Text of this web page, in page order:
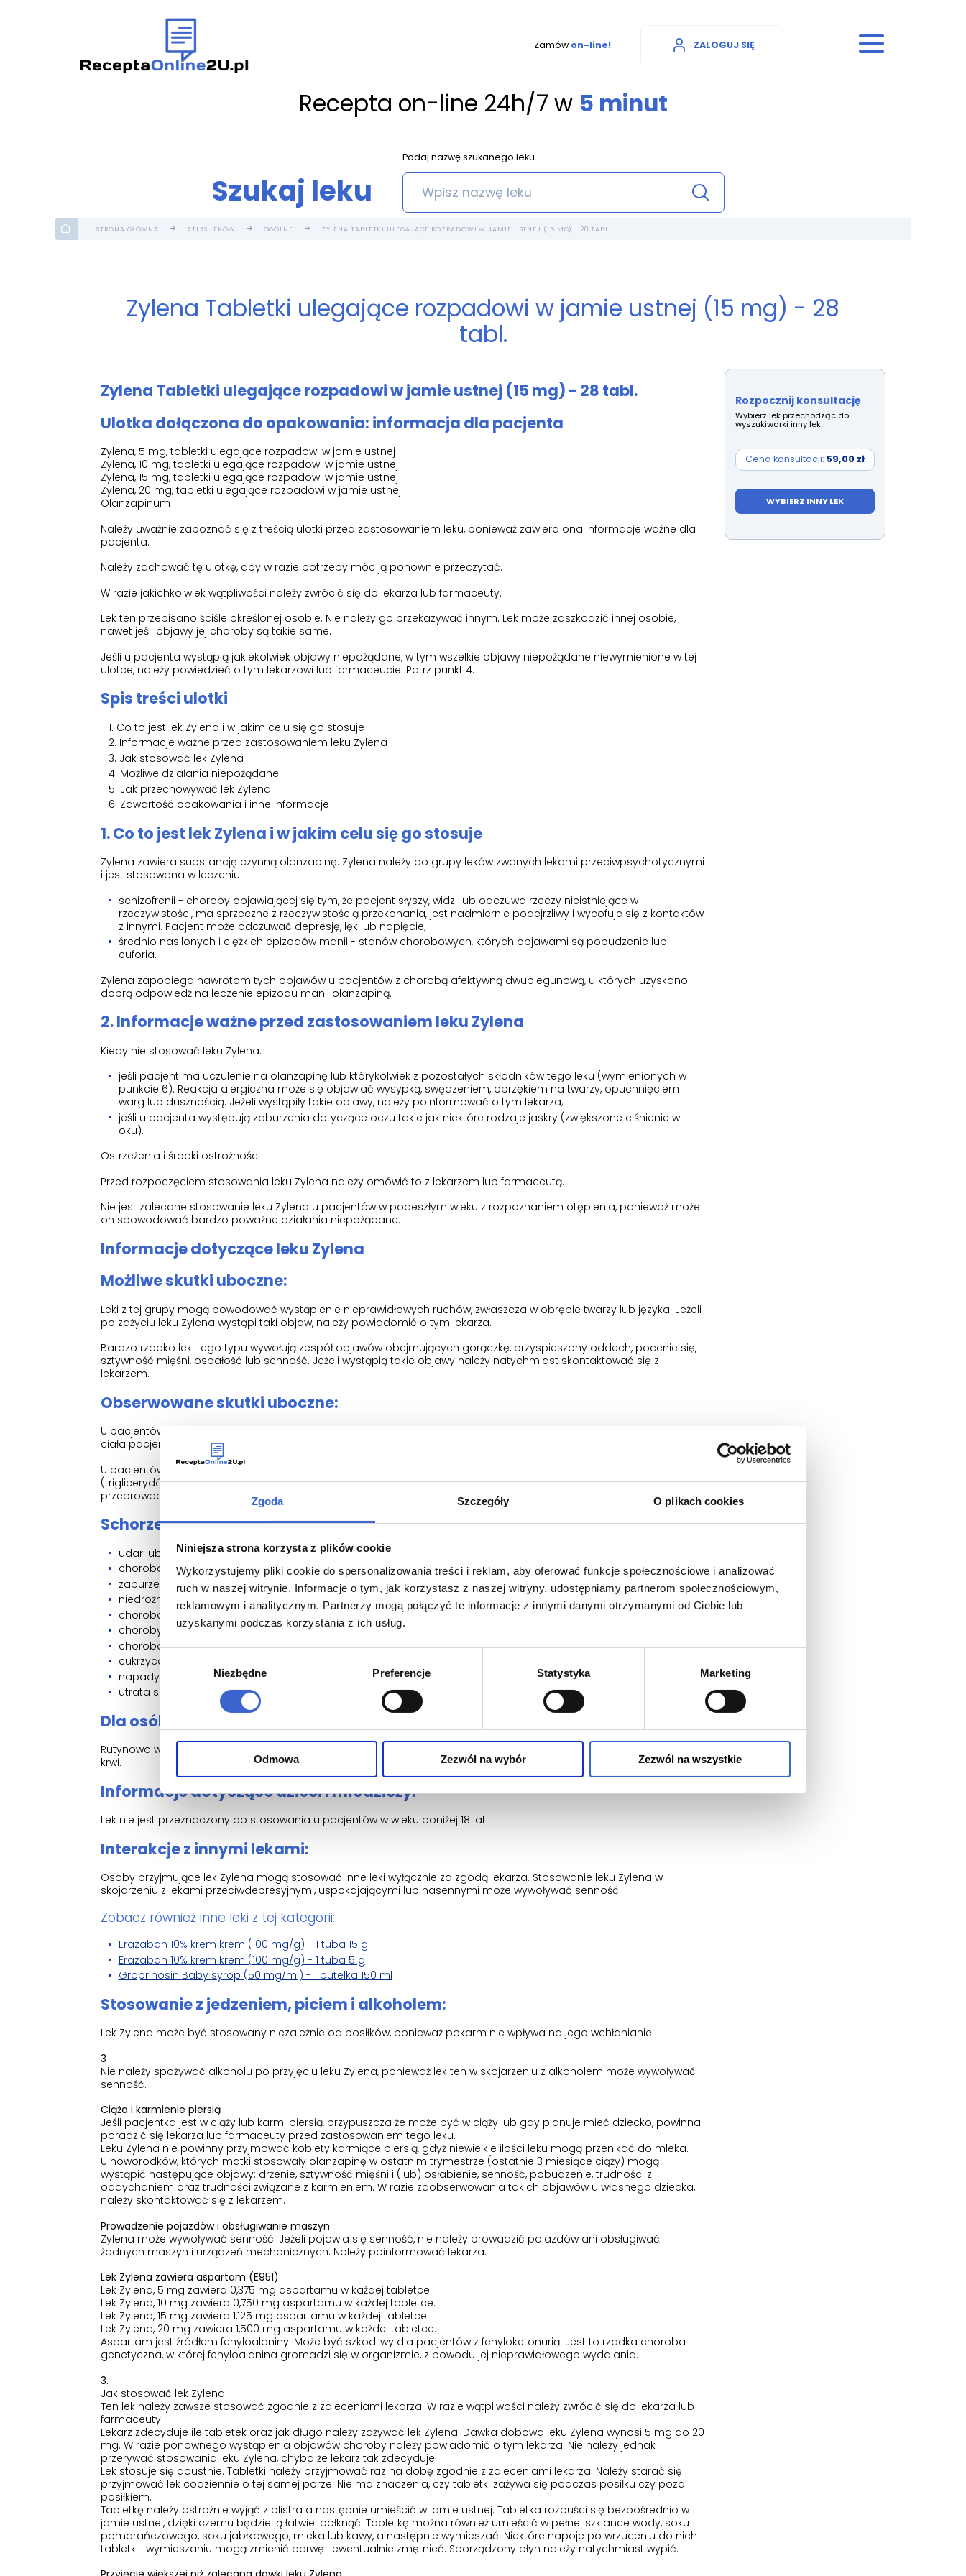
Zgoda Szczegóły O plikach cookies
Niniejsza strona korzysta z plików cookie
Wykorzystujemy pliki cookie do spersonalizowania treści i reklam, aby oferować funkcje społecznościowe i analizować
ruch w naszej witrynie. Informacje o tym, jak korzystasz z naszej witryny, udostępniamy partnerom społecznościowym,
reklamowym i analitycznym. Partnerzy mogą połączyć te informacje z innymi danymi otrzymanymi od Ciebie lub
uzyskanymi podczas korzystania z ich usług.
zgody
Niezbędne Preferencje Statystyka Marketing
Odmowa Zezwól na wybór Zezwól na wszystkie
Zamów on-line! ZALOGUJ SIĘ
Recepta on-line 24h/7 w 5 minut
Szukaj leku
Podaj nazwę szukanego leku
STRONA GŁÓWNA ATLAS LEKÓW OGÓLNE ZYLENA TABLETKI ULEGAJĄCE ROZPADOWI W JAMIE USTNEJ (15 MG) - 28 TABL.
Zylena Tabletki ulegające rozpadowi w jamie ustnej (15 mg) - 28
tabl.
Zylena Tabletki ulegające rozpadowi w jamie ustnej (15 mg) - 28 tabl.
Ulotka dołączona do opakowania: informacja dla pacjenta
Zylena, 5 mg, tabletki ulegające rozpadowi w jamie ustnej
Zylena, 10 mg, tabletki ulegające rozpadowi w jamie ustnej
Zylena, 15 mg, tabletki ulegające rozpadowi w jamie ustnej
Zylena, 20 mg, tabletki ulegające rozpadowi w jamie ustnej
Olanzapinum
Należy uważnie zapoznać się z treścią ulotki przed zastosowaniem leku, ponieważ zawiera ona informacje ważne dla
pacjenta.
Należy zachować tę ulotkę, aby w razie potrzeby móc ją ponownie przeczytać.
W razie jakichkolwiek wątpliwości należy zwrócić się do lekarza lub farmaceuty.
Lek ten przepisano ściśle określonej osobie. Nie należy go przekazywać innym. Lek może zaszkodzić innej osobie,
nawet jeśli objawy jej choroby są takie same.
Jeśli u pacjenta wystąpią jakiekolwiek objawy niepożądane, w tym wszelkie objawy niepożądane niewymienione w tej
ulotce, należy powiedzieć o tym lekarzowi lub farmaceucie. Patrz punkt 4.
Spis treści ulotki
Co to jest lek Zylena i w jakim celu się go stosuje
Informacje ważne przed zastosowaniem leku Zylena
Jak stosować lek Zylena
Możliwe działania niepożądane
Jak przechowywać lek Zylena
Zawartość opakowania i inne informacje
1. Co to jest lek Zylena i w jakim celu się go stosuje
Zylena zawiera substancję czynną olanzapinę. Zylena należy do grupy leków zwanych lekami przeciwpsychotycznymi
i jest stosowana w leczeniu:
schizofrenii - choroby objawiającej się tym, że pacjent słyszy, widzi lub odczuwa rzeczy nieistniejące w
rzeczywistości, ma sprzeczne z rzeczywistością przekonania, jest nadmiernie podejrzliwy i wycofuje się z kontaktów
z innymi. Pacjent może odczuwać depresję, lęk lub napięcie;
średnio nasilonych i ciężkich epizodów manii - stanów chorobowych, których objawami są pobudzenie lub
euforia.
Zylena zapobiega nawrotom tych objawów u pacjentów z chorobą afektywną dwubiegunową, u których uzyskano
dobrą odpowiedź na leczenie epizodu manii olanzapiną.
2. Informacje ważne przed zastosowaniem leku Zylena
Kiedy nie stosować leku Zylena:
jeśli pacjent ma uczulenie na olanzapinę lub którykolwiek z pozostałych składników tego leku (wymienionych w
punkcie 6). Reakcja alergiczna może się objawiać wysypką, swędzeniem, obrzękiem na twarzy, opuchnięciem
warg lub dusznością. Jeżeli wystąpiły takie objawy, należy poinformować o tym lekarza;
jeśli u pacjenta występują zaburzenia dotyczące oczu takie jak niektóre rodzaje jaskry (zwiększone ciśnienie w
oku).
Ostrzeżenia i środki ostrożności
Przed rozpoczęciem stosowania leku Zylena należy omówić to z lekarzem lub farmaceutą.
Nie jest zalecane stosowanie leku Zylena u pacjentów w podeszłym wieku z rozpoznaniem otępienia, ponieważ może
on spowodować bardzo poważne działania niepożądane.
Informacje dotyczące leku Zylena
Możliwe skutki uboczne:
Leki z tej grupy mogą powodować wystąpienie nieprawidłowych ruchów, zwłaszcza w obrębie twarzy lub języka. Jeżeli
po zażyciu leku Zylena wystąpi taki objaw, należy powiadomić o tym lekarza.
Bardzo rzadko leki tego typu wywołują zespół objawów obejmujących gorączkę, przyspieszony oddech, pocenie się,
sztywność mięśni, ospałość lub senność. Jeżeli wystąpią takie objawy należy natychmiast skontaktować się z
lekarzem.
Obserwowane skutki uboczne:
U pacjentów stosujących lek Zylena obserwowano przyrost masy ciała. Należy systematycznie sprawdzać masę
ciała pacjenta. W razie potrzeby należy rozważyć zwrócenie się do dietetyka lub uzyskanie pomocy w ustaleniu diety.
U pacjentów stosujących lek Zylena obserwowano wysokie stężenie cukru we krwi i wysokie stężenie lipidów
(triglicerydów i cholesterolu). Przed zastosowaniem leku Zylena i w trakcie jego stosowania lekarz powinien
przeprowadzać badania krwi w celu określenia stężenia cukru we krwi i stężeń niektórych lipidów.
Schorzenia wymagające natychmiastowej informacji lekarza:
udar lub „mini” udar (przemijające objawy udaru);
choroba Parkinsona;
zaburzenia dotyczące gruczołu krokowego;
niedrożność jelit (porażenna);
choroba wątroby lub nerek;
choroby krwi;
choroba serca;
cukrzyca;
napady drgawek;
utrata soli w wyniku przedłużającej się, ciężkiej biegunki i wymiotów;
Dla osób powyżej 65 lat:
Rutynowo w celu zachowania ostrożności, u osób w wieku powyżej 65 lat lekarz może kontrolować ciśnienie tętnicze
krwi.
Informacje dotyczące dzieci i młodzieży:
Lek nie jest przeznaczony do stosowania u pacjentów w wieku poniżej 18 lat.
Interakcje z innymi lekami:
Osoby przyjmujące lek Zylena mogą stosować inne leki wyłącznie za zgodą lekarza. Stosowanie leku Zylena w
skojarzeniu z lekami przeciwdepresyjnymi, uspokajającymi lub nasennymi może wywoływać senność.
Zobacz również inne leki z tej kategorii:
Erazaban 10% krem krem (100 mg/g) - 1 tuba 15 g
Erazaban 10% krem krem (100 mg/g) - 1 tuba 5 g
Groprinosin Baby syrop (50 mg/ml) - 1 butelka 150 ml
Stosowanie z jedzeniem, piciem i alkoholem:
Lek Zylena może być stosowany niezależnie od posiłków, ponieważ pokarm nie wpływa na jego wchłanianie.
3
Nie należy spożywać alkoholu po przyjęciu leku Zylena, ponieważ lek ten w skojarzeniu z alkoholem może wywoływać
senność.
Ciąża i karmienie piersią
Jeśli pacjentka jest w ciąży lub karmi piersią, przypuszcza że może być w ciąży lub gdy planuje mieć dziecko, powinna
poradzić się lekarza lub farmaceuty przed zastosowaniem tego leku.
Leku Zylena nie powinny przyjmować kobiety karmiące piersią, gdyż niewielkie ilości leku mogą przenikać do mleka.
U noworodków, których matki stosowały olanzapinę w ostatnim trymestrze (ostatnie 3 miesiące ciąży) mogą
wystąpić następujące objawy: drżenie, sztywność mięśni i (lub) osłabienie, senność, pobudzenie, trudności z
oddychaniem oraz trudności związane z karmieniem. W razie zaobserwowania takich objawów u własnego dziecka,
należy skontaktować się z lekarzem.
Prowadzenie pojazdów i obsługiwanie maszyn
Zylena może wywoływać senność. Jeżeli pojawia się senność, nie należy prowadzić pojazdów ani obsługiwać
żadnych maszyn i urządzeń mechanicznych. Należy poinformować lekarza.
Lek Zylena zawiera aspartam (E951)
Lek Zylena, 5 mg zawiera 0,375 mg aspartamu w każdej tabletce.
Lek Zylena, 10 mg zawiera 0,750 mg aspartamu w każdej tabletce.
Lek Zylena, 15 mg zawiera 1,125 mg aspartamu w każdej tabletce.
Lek Zylena, 20 mg zawiera 1,500 mg aspartamu w każdej tabletce.
Aspartam jest źródłem fenyloalaniny. Może być szkodliwy dla pacjentów z fenyloketonurią. Jest to rzadka choroba
genetyczna, w której fenyloalanina gromadzi się w organizmie, z powodu jej nieprawidłowego wydalania.
3.
Jak stosować lek Zylena
Ten lek należy zawsze stosować zgodnie z zaleceniami lekarza. W razie wątpliwości należy zwrócić się do lekarza lub
farmaceuty.
Lekarz zdecyduje ile tabletek oraz jak długo należy zażywać lek Zylena. Dawka dobowa leku Zylena wynosi 5 mg do 20
mg. W razie ponownego wystąpienia objawów choroby należy powiadomić o tym lekarza. Nie należy jednak
przerywać stosowania leku Zylena, chyba że lekarz tak zdecyduje.
Lek stosuje się doustnie. Tabletki należy przyjmować raz na dobę zgodnie z zaleceniami lekarza. Należy starać się
przyjmować lek codziennie o tej samej porze. Nie ma znaczenia, czy tabletki zażywa się podczas posiłku czy poza
posiłkiem.
Tabletkę należy ostrożnie wyjąć z blistra a następnie umieścić w jamie ustnej. Tabletka rozpuści się bezpośrednio w
jamie ustnej, dzięki czemu będzie ją łatwiej połknąć. Tabletkę można również umieścić w pełnej szklance wody, soku
pomarańczowego, soku jabłkowego, mleka lub kawy, a następnie wymieszać. Niektóre napoje po wrzuceniu do nich
tabletki i wymieszaniu mogą zmienić barwę i ewentualnie zmętnieć. Sporządzony płyn należy natychmiast wypić.
Rozpocznij konsultację
Wybierz lek przechodząc do
wyszukiwarki inny lek
Cena konsultacji: 59,00 zł
WYBIERZ INNY LEK